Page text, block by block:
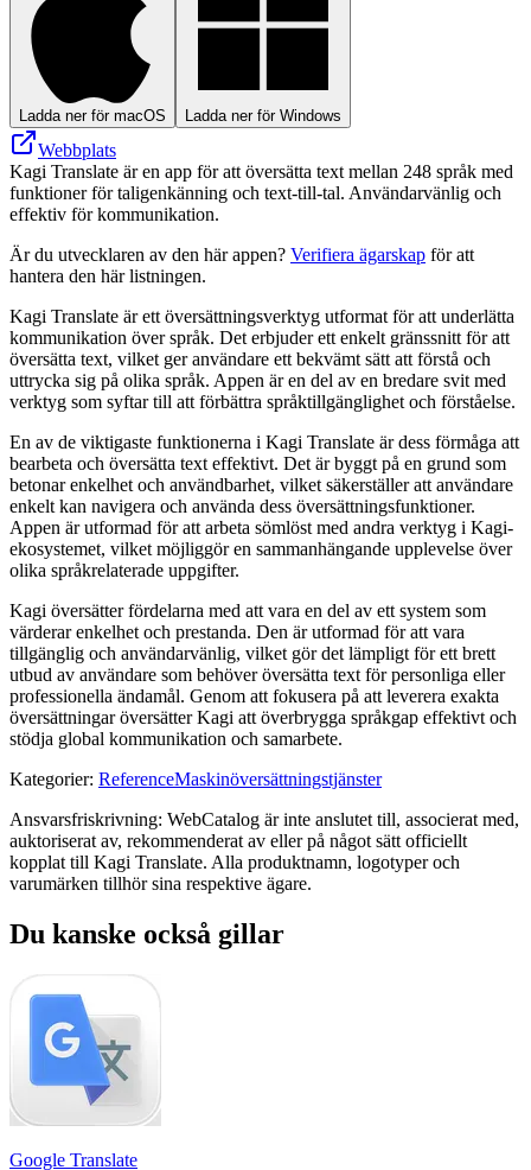
Ladda ner för macOS Ladda ner för Windows
Webbplats
Kagi Translate är en app för att översätta text mellan 248 språk med
funktioner för taligenkänning och text-till-tal. Användarvänlig och
effektiv för kommunikation.
Är du utvecklaren av den här appen? Verifiera ägarskap för att
hantera den här listningen.
Kagi Translate är ett översättningsverktyg utformat för att underlätta
kommunikation över språk. Det erbjuder ett enkelt gränssnitt för att
översätta text, vilket ger användare ett bekvämt sätt att förstå och
uttrycka sig på olika språk. Appen är en del av en bredare svit med
verktyg som syftar till att förbättra språktillgänglighet och förståelse.
En av de viktigaste funktionerna i Kagi Translate är dess förmåga att
bearbeta och översätta text effektivt. Det är byggt på en grund som
betonar enkelhet och användbarhet, vilket säkerställer att användare
enkelt kan navigera och använda dess översättningsfunktioner.
Appen är utformad för att arbeta sömlöst med andra verktyg i Kagi-
ekosystemet, vilket möjliggör en sammanhängande upplevelse över
olika språkrelaterade uppgifter.
Kagi översätter fördelarna med att vara en del av ett system som
värderar enkelhet och prestanda. Den är utformad för att vara
tillgänglig och användarvänlig, vilket gör det lämpligt för ett brett
utbud av användare som behöver översätta text för personliga eller
professionella ändamål. Genom att fokusera på att leverera exakta
översättningar översätter Kagi att överbrygga språkgap effektivt och
stödja global kommunikation och samarbete.
Kategorier: ReferenceMaskinöversättningstjänster
Ansvarsfriskrivning: WebCatalog är inte anslutet till, associerat med,
auktoriserat av, rekommenderat av eller på något sätt officiellt
kopplat till Kagi Translate. Alla produktnamn, logotyper och
varumärken tillhör sina respektive ägare.
Du kanske också gillar
Google Translate